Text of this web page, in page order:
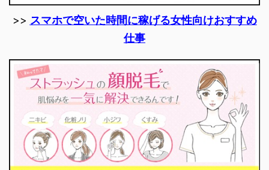
>> スマホで空いた時間に稼げる女性向けおすすめ
仕事